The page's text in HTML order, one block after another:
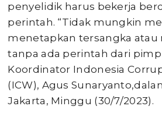
penyelidik harus bekerja
perintah. “Tidak mungkin
menetapkan tersangka atau
tanpa ada perintah dari
Koordinator Indonesia
(ICW), Agus
Jakarta, Minggu (30/7/2023).